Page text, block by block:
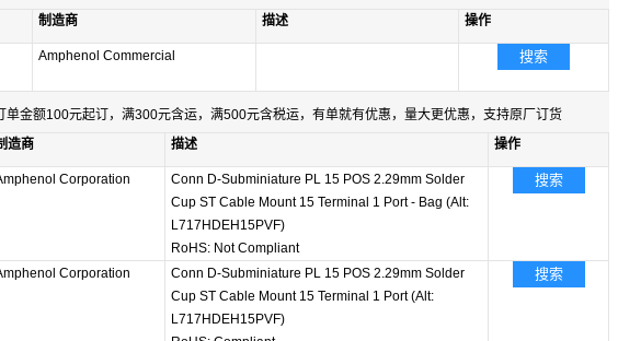
制造商 描述 操作
Amphenol Commercial 搜索
金额100元起订，满300元含运，满500元含税运，有单就有优惠，量大更优惠，支持原厂订货
造商 描述 操作
Corporation
Conn D-Subminiature PL 15 POS 2.29mm Solder
Cup ST Cable Mount 15 Terminal 1 Port - Bag (Alt:
L717HDEH15PVF)
RoHS: Not Compliant
搜索
Corporation
Conn D-Subminiature PL 15 POS 2.29mm Solder
Cup ST Cable Mount 15 Terminal 1 Port (Alt:
L717HDEH15PVF)
搜索